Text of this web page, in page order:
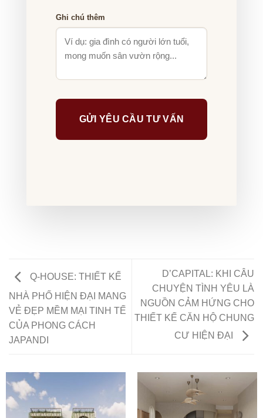
Ghi chú thêm
Q-HOUSE: THIẾT KẾ
NHÀ PHỐ HIỆN ĐẠI MANG
VẺ ĐẸP MỀM MẠI TINH TẾ
CỦA PHONG CÁCH
JAPANDI
D’CAPITAL: KHI CÂU
CHUYỆN TÌNH YÊU LÀ
NGUỒN CẢM HỨNG CHO
THIẾT KẾ CĂN HỘ CHUNG
CƯ HIỆN ĐẠI